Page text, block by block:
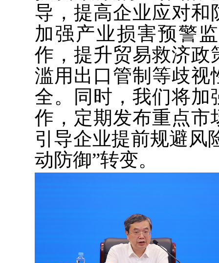
导，提高企业应对和
加强产业损害预警
作，提升贸易救济政
滥用出口管制等歧视
全。同时，我们将加
作，定期发布重点市
引导企业提前规避风
动防御”转变。